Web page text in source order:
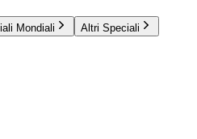
Mondiali Altri Speciali